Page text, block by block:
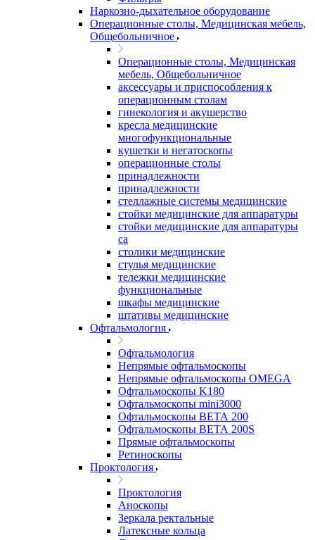
Наркозно-дыхательное оборудование
Операционные столы, Медицинская мебель,
Общебольничное
Операционные столы, Медицинская
мебель, Общебольничное
аксессуары и приспособления к
операционным столам
гинекология и акушерство
кресла медицинские
многофункциональные
кушетки и негатоскопы
операционные столы
принадлежности
принадлежности
стеллажные системы медицинские
стойки медицинские для аппаратуры
стойки медицинские для аппаратуры
са
столики медицинские
стулья медицинские
тележки медицинские
функциональные
шкафы медицинские
штативы медицинские
Офтальмология
Офтальмология
Непрямые офтальмоскопы
Непрямые офтальмоскопы OMEGA
Офтальмоскопы K180
Офтальмоскопы mini3000
Офтальмоскопы ВЕТА 200
Офтальмоскопы ВЕТА 200S
Прямые офтальмоскопы
Ретиноскопы
Проктология
Проктология
Аноскопы
Зеркала ректальные
Латексные кольца